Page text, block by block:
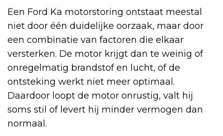
Een Ford Ka motorstoring ontstaat meestal
niet door één duidelijke oorzaak, maar door
een combinatie van factoren die elkaar
versterken. De motor krijgt dan te weinig of
onregelmatig brandstof en lucht, of de
ontsteking werkt niet meer optimaal.
Daardoor loopt de motor onrustig, valt hij
soms stil of levert hij minder vermogen dan
normaal.